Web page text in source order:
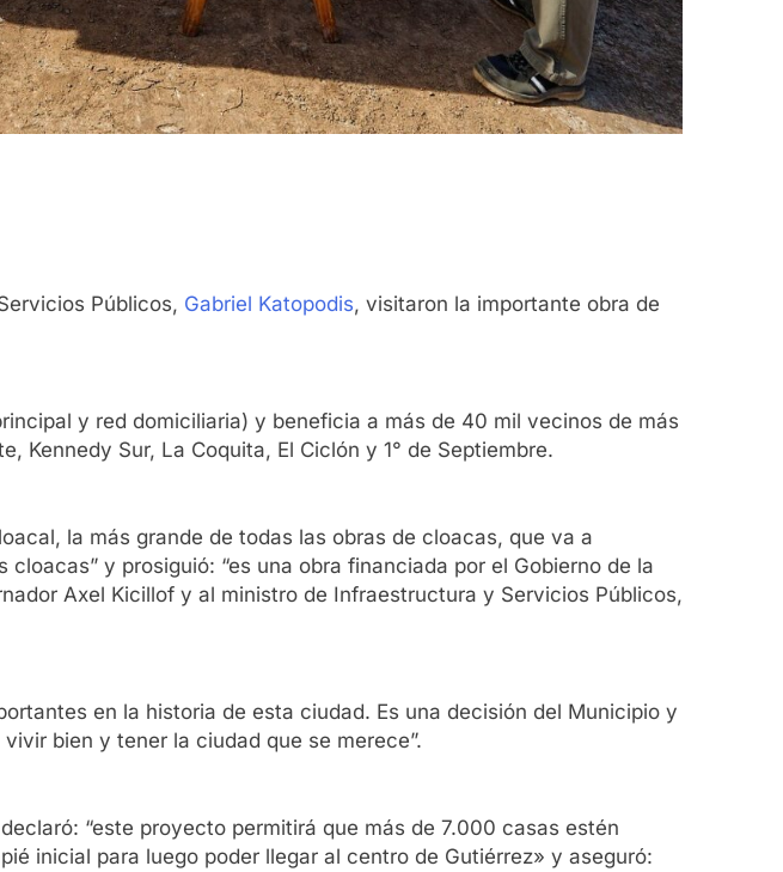
Públicos, Gabriel Katopodis, visitaron la importante obra de
y red domiciliaria) y beneficia a más de 40 mil vecinos de más
Kennedy Sur, La Coquita, El Ciclón y 1° de Septiembre.
la más grande de todas las obras de cloacas, que va a
y prosiguió: “es una obra financiada por el Gobierno de la
Axel Kicillof y al ministro de Infraestructura y Servicios Públicos,
en la historia de esta ciudad. Es una decisión del Municipio y
bien y tener la ciudad que se merece”.
“este proyecto permitirá que más de 7.000 casas estén
inicial para luego poder llegar al centro de Gutiérrez» y aseguró: